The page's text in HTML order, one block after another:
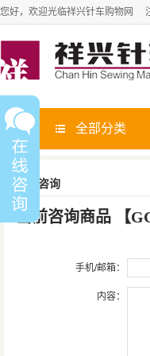
您好，欢迎光临祥兴针车购物网
全部分类
商品咨询
当前咨询商品 【
手机/邮箱：
内容：